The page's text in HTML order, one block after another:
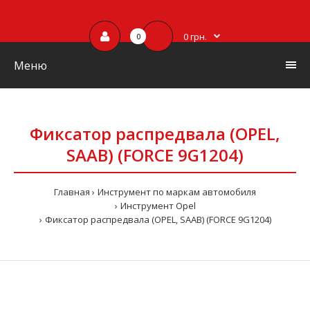
0 0 грн.
Меню
Фиксатор распредвала (OPEL,
SAAB) (FORCE 9G1204)
Главная
Инструмент по маркам автомобиля
Инструмент Opel
Фиксатор распредвала (OPEL, SAAB) (FORCE 9G1204)